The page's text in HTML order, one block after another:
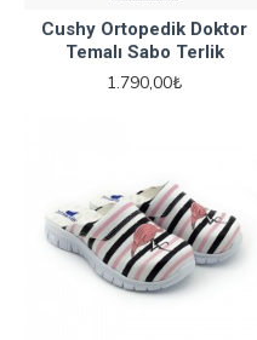
Cushy Ortopedik Doktor
Temalı Sabo Terlik
1.790,00₺